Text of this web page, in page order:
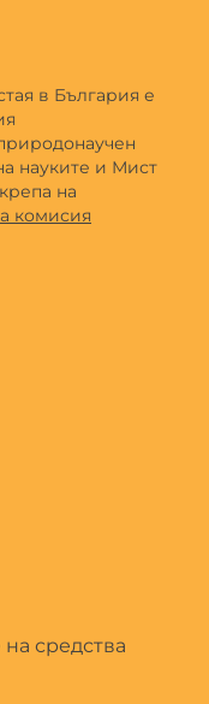
в България е
науките и Мист
на
комисия
средства